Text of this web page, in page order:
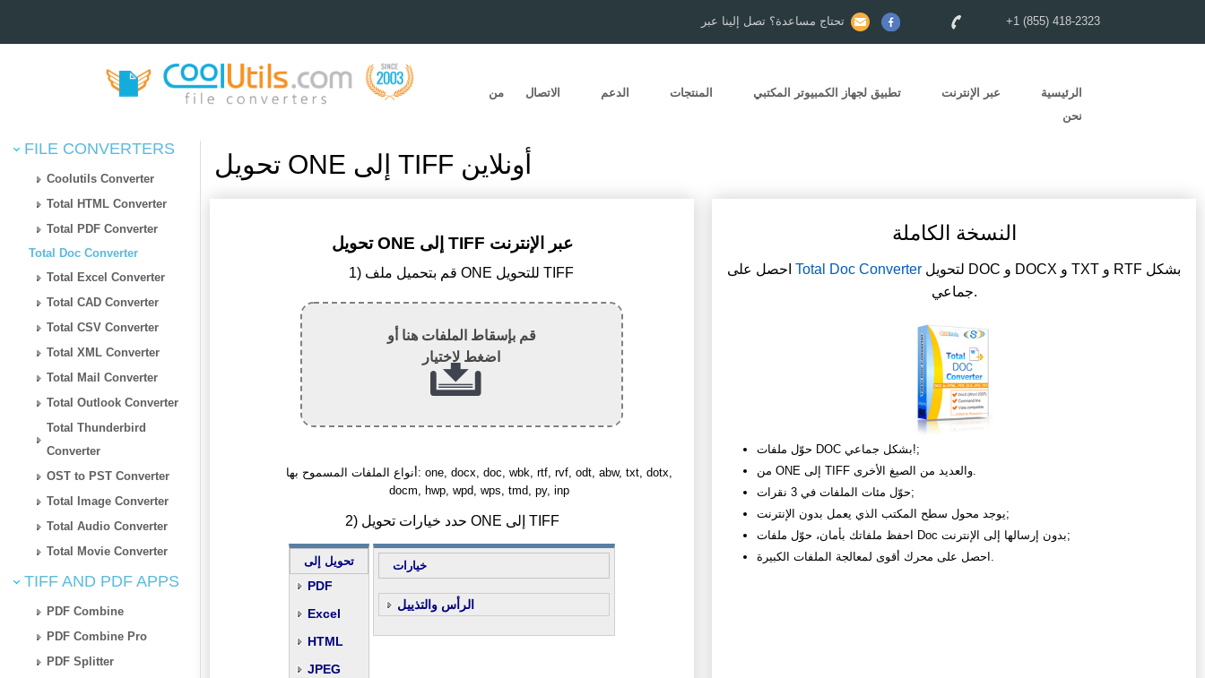
تحتاج مساعدة؟ تصل إلينا عبر +1 (855) 418-2323
الرئيسية عبر الإنترنت تطبيق لجهاز الكمبيوتر المكتبي المنتجات الدعم الاتصال
من
نحن
FILE CONVERTERS
Coolutils Converter
Total HTML Converter
Total PDF Converter
Total Doc Converter
Total Excel Converter
Total CAD Converter
Total CSV Converter
Total XML Converter
Total Mail Converter
Total Outlook Converter
Total Thunderbird
Converter
OST to PST Converter
Total Image Converter
Total Audio Converter
Total Movie Converter
TIFF AND PDF APPS
PDF Combine
PDF Combine Pro
PDF Splitter
تحويل ONE إلى TIFF أونلاين
تحويل ONE إلى TIFF عبر الإنترنت
1) قم بتحميل ملف ONE للتحويل TIFF
قم بإسقاط الملفات هنا أو
اضغط لاختيار
أنواع الملفات المسموح بها: one, docx, doc, wbk, rtf, rvf, odt, abw, txt, dotx,
docm, hwp, wpd, wps, tmd, py, inp
2) حدد خيارات تحويل ONE إلى TIFF
تحويل إلى
PDF
Excel
HTML
JPEG
خيارات
الرأس والتذييل
النسخة الكاملة
Total Doc Converter
جماعي.
حوّل ملفات DOC بشكل جماعي!;
من ONE إلى TIFF والعديد من الصيغ الأخرى.
حوّل مئات الملفات في 3 نقرات;
يوجد محول سطح المكتب الذي يعمل بدون الإنترنت;
احفظ ملفاتك بأمان، حوّل ملفات Doc بدون إرسالها إلى الإنترنت;
احصل على محرك أقوى لمعالجة الملفات الكبيرة.